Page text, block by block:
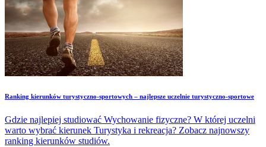
Ranking kierunków turystyczno-sportowych – najlepsze uczelnie turystyczno-sportowe
Gdzie najlepiej studiować Wychowanie fizyczne? W której uczelni
warto wybrać kierunek Turystyka i rekreacja? Zobacz najnowszy
ranking kierunków studiów.